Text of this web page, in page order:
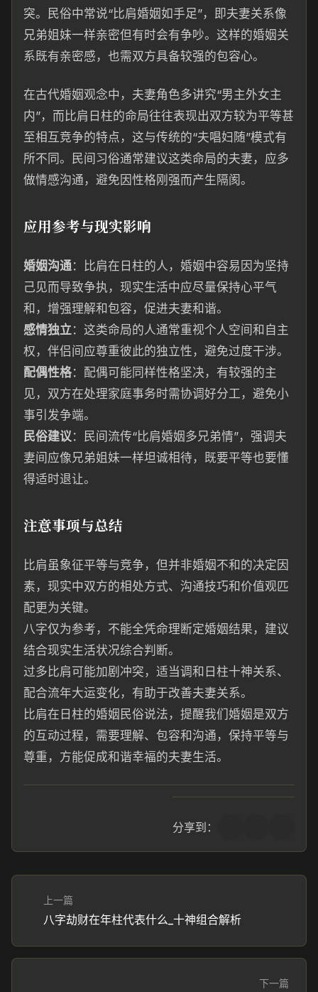
突。民俗中常说“比肩婚姻如手足”，即夫妻关系像
兄弟姐妹一样亲密但有时会有争吵。这样的婚姻关
系既有亲密感，也需双方具备较强的包容心。
在古代婚姻观念中，夫妻角色多讲究“男主外女主
内”，而比肩日柱的命局往往表现出双方较为平等甚
至相互竞争的特点，这与传统的“夫唱妇随”模式有
所不同。民间习俗通常建议这类命局的夫妻，应多
做情感沟通，避免因性格刚强而产生隔阂。
应用参考与现实影响
婚姻沟通：比肩在日柱的人，婚姻中容易因为坚持
己见而导致争执，现实生活中应尽量保持心平气
和，增强理解和包容，促进夫妻和谐。
感情独立：这类命局的人通常重视个人空间和自主
权，伴侣间应尊重彼此的独立性，避免过度干涉。
配偶性格：配偶可能同样性格坚决，有较强的主
见，双方在处理家庭事务时需协调好分工，避免小
事引发争端。
民俗建议：民间流传“比肩婚姻多兄弟情”，强调夫
妻间应像兄弟姐妹一样坦诚相待，既要平等也要懂
得适时退让。
注意事项与总结
比肩虽象征平等与竞争，但并非婚姻不和的决定因
素，现实中双方的相处方式、沟通技巧和价值观匹
配更为关键。
八字仅为参考，不能全凭命理断定婚姻结果，建议
结合现实生活状况综合判断。
过多比肩可能加剧冲突，适当调和日柱十神关系、
配合流年大运变化，有助于改善夫妻关系。
比肩在日柱的婚姻民俗说法，提醒我们婚姻是双方
的互动过程，需要理解、包容和沟通，保持平等与
尊重，方能促成和谐幸福的夫妻生活。
分享到：
上一篇
八字劫财在年柱代表什么_十神组合解析
下一篇